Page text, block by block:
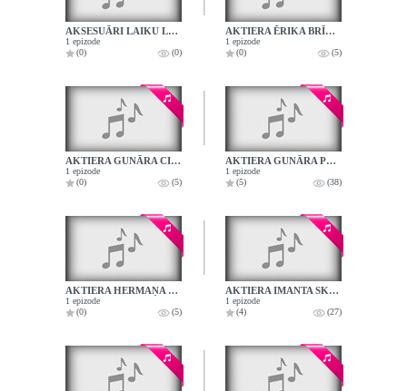
AKSESUĀRI LAIKU LOKOS
1 epizode
(0)
(0)
AKTIERA ĒRIKA BRĪTIŅA DAIĻRADE
1 epizode
(0)
(5)
AKTIERA GUNĀRA CILINSKA DAIĻRADE
1 epizode
(0)
(5)
AKTIERA GUNĀRA PLACĒNA RADIOPORTRETS
1 epizode
(5)
(38)
AKTIERA HERMAŅA VAZDIKA LOMU GALERIJĀ
1 epizode
(0)
(5)
AKTIERA IMANTA SKRASTIŅA MONOLOGI
1 epizode
(4)
(27)